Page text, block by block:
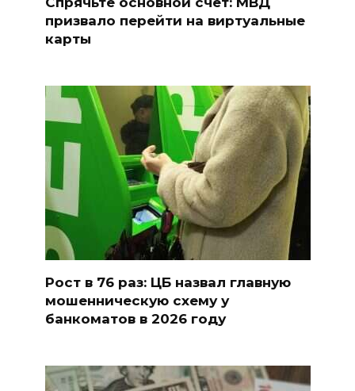
призвало перейти на виртуальные
карты
Рост в 76 раз: ЦБ назвал главную
мошенническую схему у
банкоматов в 2026 году